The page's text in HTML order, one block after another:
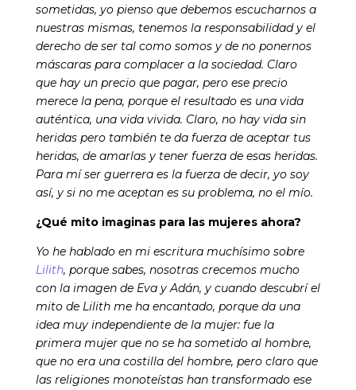
sometidas, yo pienso que debemos escucharnos a
nuestras mismas, tenemos la responsabilidad y el
derecho de ser tal como somos y de no ponernos
máscaras para complacer a la sociedad. Claro
que hay un precio que pagar, pero ese precio
merece la pena, porque el resultado es una vida
auténtica, una vida vivida. Claro, no hay vida sin
heridas pero también te da fuerza de aceptar tus
heridas, de amarlas y tener fuerza de esas heridas.
Para mí ser guerrera es la fuerza de decir, yo soy
así, y si no me aceptan es su problema, no el mío.
¿Qué mito imaginas para las mujeres ahora?
Yo he hablado en mi escritura muchísimo sobre
Lilith, porque sabes, nosotras crecemos mucho
con la imagen de Eva y Adán, y cuando descubrí el
mito de Lilith me ha encantado, porque da una
idea muy independiente de la mujer: fue la
primera mujer que no se ha sometido al hombre,
que no era una costilla del hombre, pero claro que
las religiones monoteístas han transformado ese